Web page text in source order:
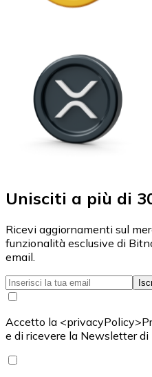
Unisciti a più di
Ricevi aggiornamenti sul
funzionalità esclusive di
email.
Accetto la
e di ricevere la Newsletter